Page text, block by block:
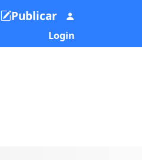
Publicar
Login